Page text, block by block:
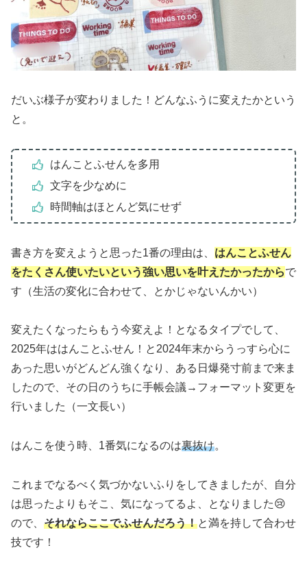
だいぶ様子が変わりました！どんなふうに変えたかという
と。
はんことふせんを多用
文字を少なめに
時間軸はほとんど気にせず
書き方を変えようと思った1番の理由は、 はんことふせん
をたくさん使いたいという強い思いを叶えたかったからで
す（生活の変化に合わせて、とかじゃないんかい）
変えたくなったらもう今変えよ！となるタイプでして、
2025年ははんことふせん！と2024年末からうっすら心に
あった思いがどんどん強くなり、ある日爆発寸前まで来ま
したので、その日のうちに手帳会議→フォーマット変更を
行いました（一文長い）
はんこを使う時、1番気になるのは裏抜け。
これまでなるべく気づかないふりをしてきましたが、自分
は思ったよりもそこ、気になってるよ、となりました😢
ので、 それならここでふせんだろう！と満を持して合わせ
技です！